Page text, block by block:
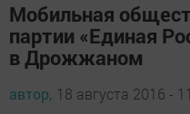
Мобильная
партии «Единая
в Дрожжаном
автор, 18 августа 2016 -